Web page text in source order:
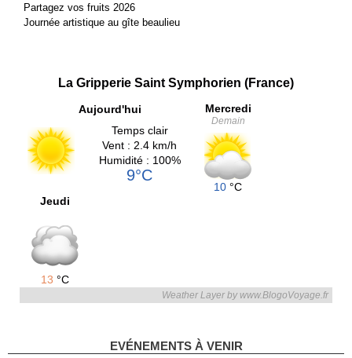
Partagez vos fruits 2026
Journée artistique au gîte beaulieu
La Gripperie Saint Symphorien (France)
Aujourd'hui
Temps clair
Vent : 2.4 km/h
Humidité : 100%
9°C
Mercredi
Demain
10 °C
Jeudi
13 °C
Weather Layer by www.BlogoVoyage.fr
EVÉNEMENTS À VENIR